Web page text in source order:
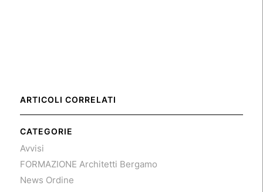
ARTICOLI CORRELATI
CATEGORIE
Avvisi
FORMAZIONE Architetti Bergamo
News Ordine